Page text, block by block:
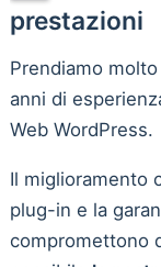
prestazioni
Prendiamo
anni di
Web WordPress.
Il miglioramento
plug-in e la
compromettono